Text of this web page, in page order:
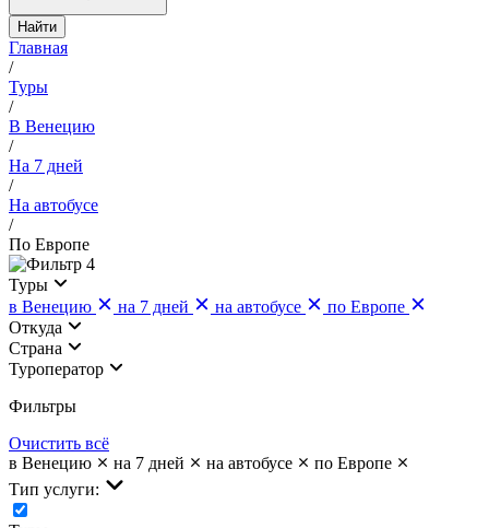
Найти
Главная
/
Туры
/
В Венецию
/
На 7 дней
/
На автобусе
/
По Европе
4
Туры
в Венецию
на 7 дней на автобусе
по Европе
Откуда
Страна
Туроператор
Фильтры
Очистить всё
в Венецию
на 7 дней на автобусе
по Европе
Тип услуги: